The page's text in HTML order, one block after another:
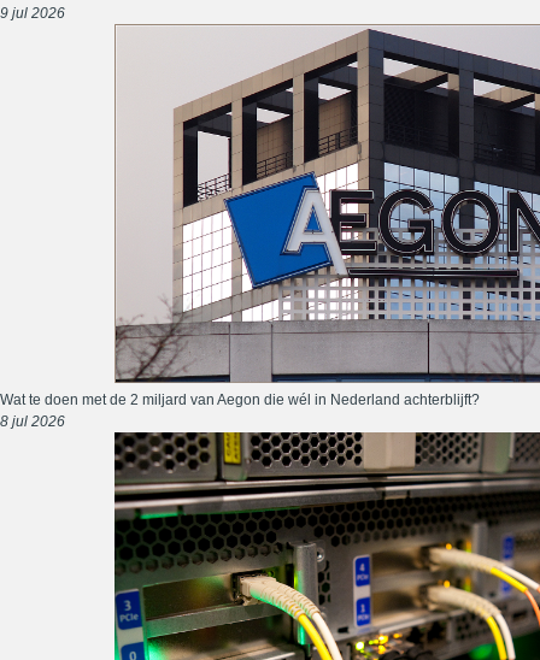
9 jul 2026
Wat te doen met de 2 miljard van Aegon die wél in Nederland achterblijft?
8 jul 2026